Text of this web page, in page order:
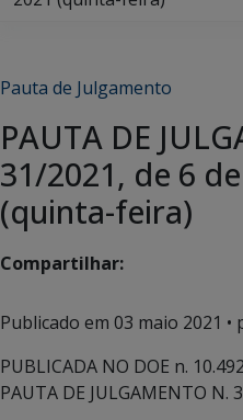
Pauta de Julgamento
PAUTA DE
31/2021, de 6
(quinta-feira)
Compartilhar:
Publicado em 03 maio 2021 •
PUBLICADA NO DOE n.
PAUTA DE JULGAMENTO N.